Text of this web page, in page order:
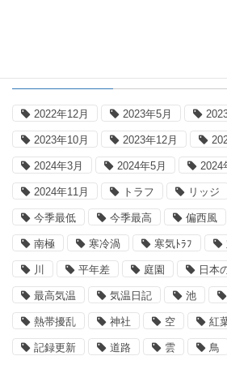
2022年12月 2023年5月
2023年10月 2023年12月
2024年3月 2024年5月 2024
2024年11月 トラフ リッジ
今季最低 今季最高 偏西風
南極 寒冷渦 寒気ﾄﾗﾌ
川 平年差 庭園 日本
最高気温 気温日記 池
熱帯擾乱 神社 空 紅
記録更新 道路 雲 鳥